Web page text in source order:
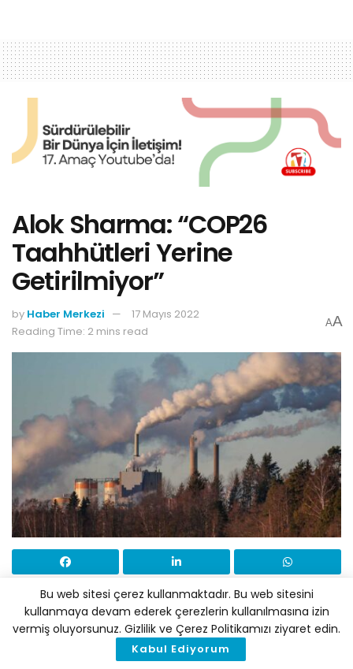
Alok Sharma: “COP26
Taahhütleri Yerine
Getirilmiyor”
by Haber Merkezi
17 Mayıs 2022
Reading Time: 2 mins read
AA
COP26 Başkanı Sharma, iklim eylemi hızlanmazsa
“insanlığın kendine korkunç şekilde zarar
vereceğini” belirtti.
Bu web sitesi çerez kullanmaktadır. Bu web sitesini
kullanmaya devam ederek çerezlerin kullanılmasına izin
vermiş oluyorsunuz. Gizlilik ve Çerez Politikamızı ziyaret edin.
Kabul Ediyorum